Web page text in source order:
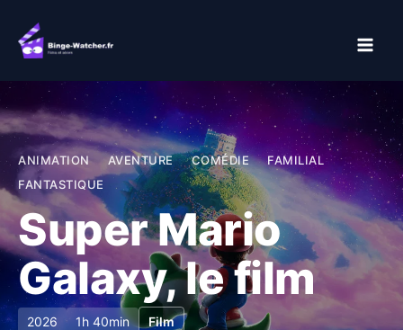
contenu
ANIMATION AVENTURE COMÉDIE
FAMILIAL
FANTASTIQUE
Super Mario
Galaxy, le film
2026 1h 40min Film